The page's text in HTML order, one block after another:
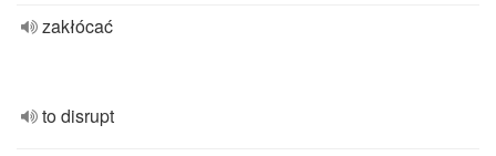
zakłócać
to disrupt